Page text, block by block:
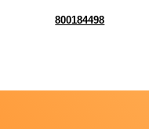
800184498